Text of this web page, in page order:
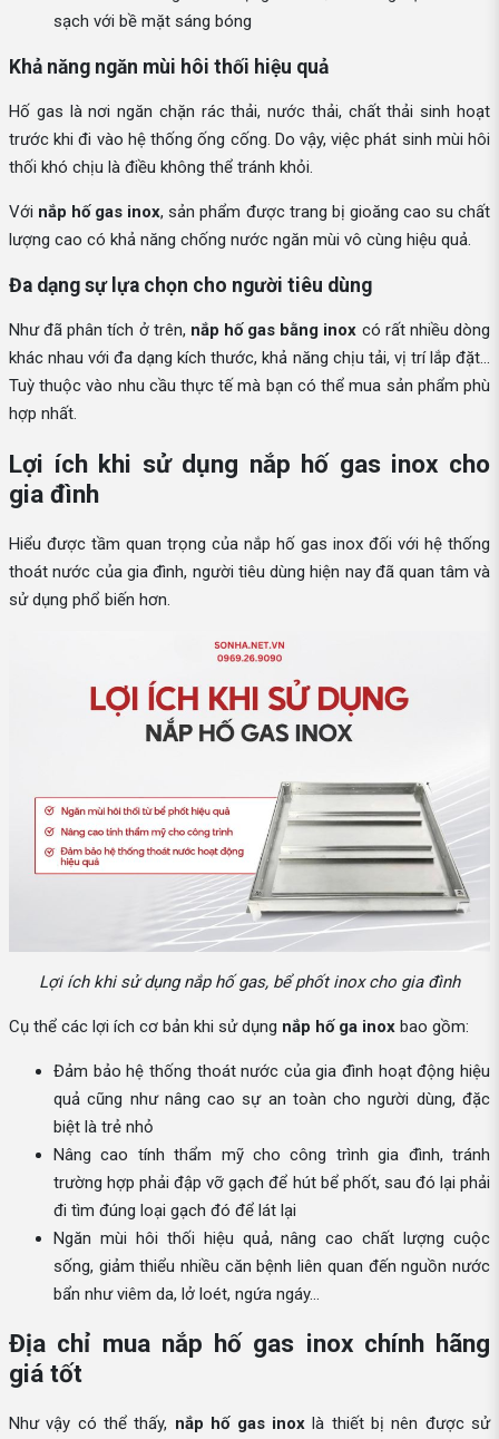
sạch với bề mặt sáng bóng
Khả năng ngăn mùi hôi thối hiệu quả
Hố gas là nơi ngăn chặn rác thải, nước thải, chất thải sinh hoạt
trước khi đi vào hệ thống ống cống. Do vậy, việc phát sinh mùi hôi
thối khó chịu là điều không thể tránh khỏi.
Với nắp hố gas inox, sản phẩm được trang bị gioăng cao su chất
lượng cao có khả năng chống nước ngăn mùi vô cùng hiệu quả.
Đa dạng sự lựa chọn cho người tiêu dùng
Như đã phân tích ở trên, nắp hố gas bằng inox có rất nhiều dòng
khác nhau với đa dạng kích thước, khả năng chịu tải, vị trí lắp đặt…
Tuỳ thuộc vào nhu cầu thực tế mà bạn có thể mua sản phẩm phù
hợp nhất.
Lợi ích khi sử dụng nắp hố gas inox cho
gia đình
Hiểu được tầm quan trọng của nắp hố gas inox đối với hệ thống
thoát nước của gia đình, người tiêu dùng hiện nay đã quan tâm và
sử dụng phổ biến hơn.
Lợi ích khi sử dụng nắp hố gas, bể phốt inox cho gia đình
Cụ thể các lợi ích cơ bản khi sử dụng nắp hố ga inox bao gồm:
Đảm bảo hệ thống thoát nước của gia đình hoạt động hiệu
quả cũng như nâng cao sự an toàn cho người dùng, đặc
biệt là trẻ nhỏ
Nâng cao tính thẩm mỹ cho công trình gia đình, tránh
trường hợp phải đập vỡ gạch để hút bể phốt, sau đó lại phải
đi tìm đúng loại gạch đó để lát lại
Ngăn mùi hôi thối hiệu quả, nâng cao chất lượng cuộc
sống, giảm thiểu nhiều căn bệnh liên quan đến nguồn nước
bẩn như viêm da, lở loét, ngứa ngáy…
Địa chỉ mua nắp hố gas inox chính hãng
giá tốt
Như vậy có thể thấy, nắp hố gas inoxlà thiết bị nên được sử